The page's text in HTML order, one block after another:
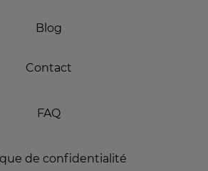
Blog
Contact
FAQ
de confidentialité